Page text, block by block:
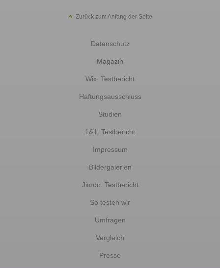
Zurück zum Anfang der Seite
Datenschutz
Magazin
Wix: Testbericht
Haftungsausschluss
Studien
1&1: Testbericht
Impressum
Bildergalerien
Jimdo: Testbericht
So testen wir
Umfragen
Vergleich
Presse